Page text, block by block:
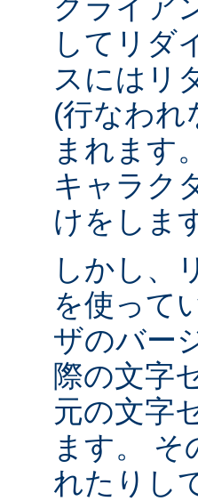
クライア
してリダ
スにはリ
(行なわれ
まれます
キャラク
けをしま
しかし、
を使って
ザのバー
際の文字
元の文字
ます。 そ
れたりし